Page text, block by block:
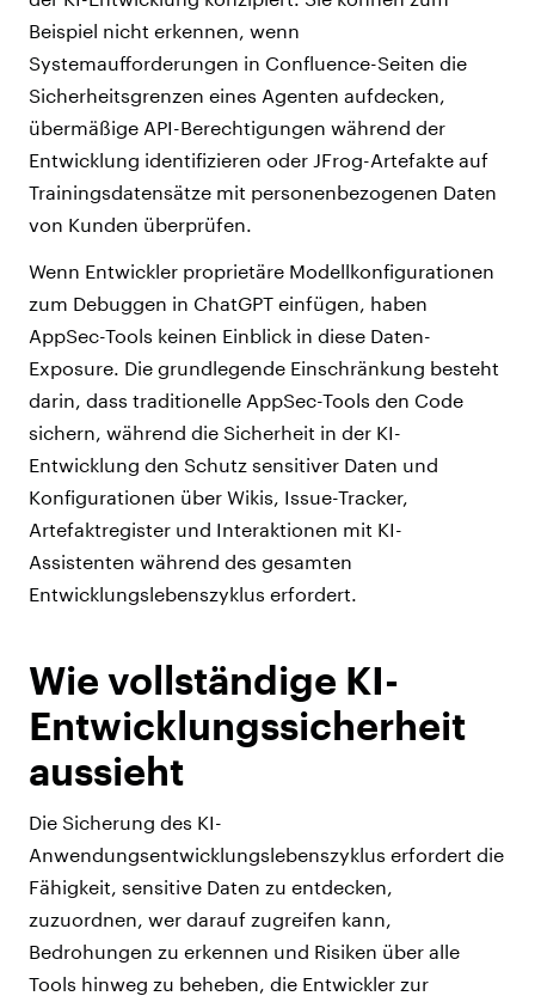
Beispiel nicht erkennen, wenn
Systemaufforderungen in Confluence-Seiten die
Sicherheitsgrenzen eines Agenten aufdecken,
übermäßige API-Berechtigungen während der
Entwicklung identifizieren oder JFrog-Artefakte auf
Trainingsdatensätze mit personenbezogenen Daten
von Kunden überprüfen.
Wenn Entwickler proprietäre Modellkonfigurationen
zum Debuggen in ChatGPT einfügen, haben
AppSec-Tools keinen Einblick in diese Daten-
Exposure. Die grundlegende Einschränkung besteht
darin, dass traditionelle AppSec-Tools den Code
sichern, während die Sicherheit in der KI-
Entwicklung den Schutz sensitiver Daten und
Konfigurationen über Wikis, Issue-Tracker,
Artefaktregister und Interaktionen mit KI-
Assistenten während des gesamten
Entwicklungslebenszyklus erfordert.
Wie vollständige KI-
Entwicklungssicherheit
aussieht
Die Sicherung des KI-
Anwendungsentwicklungslebenszyklus erfordert die
Fähigkeit, sensitive Daten zu entdecken,
zuzuordnen, wer darauf zugreifen kann,
Bedrohungen zu erkennen und Risiken über alle
Tools hinweg zu beheben, die Entwickler zur